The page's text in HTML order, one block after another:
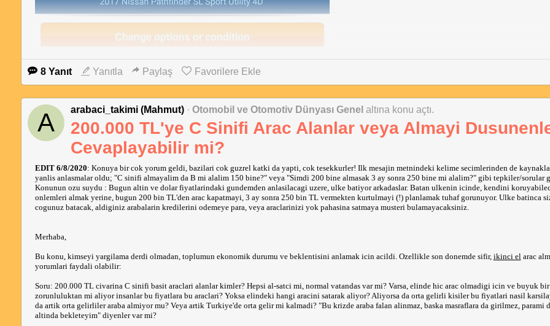
8 Yanıt Yanıtla Paylaş Favorilere Ekle
A arabaci_takimi (Mahmut) · Otomobil ve Otomotiv Dünyası Genel altına konu açtı.
200.000 TL'ye C Sinifi Arac Alanlar veya Almayi
Cevaplayabilir mi?
EDIT 6/8/2020: Konuya bir cok yorum geldi, bazilari cok guzrel katki da yapti, cok tesekkurler! Ilk mesajin metnindeki kelime secimlerinden de
yanlis anlasmalar oldu; "C sinifi almayalim da B mi alalim 150 bine?" veya "Simdi 200 bine almasak 3 ay sonra 250 bine mi alalim?" gibi tepkiler/sorular
Konunun ozu suydu : Bugun altin ve dolar fiyatlarindaki gundemden anlasilacagi uzere, ulke batiyor arkadaslar. Batan ulkenin icinde, kendini
onlemleri almak yerine, bugun 200 bin TL'den arac kapatmayi, 3 ay sonra 250 bin TL vermekten kurtulmayi (!) planlamak tuhaf gorunuyor. Ulke batinca
cogunuz batacak, aldiginiz arabalarin kredilerini odemeye para, veya araclarinizi yok pahasina satmaya musteri bulamayacaksiniz.
Merhaba,
Bu konu, kimseyi yargilama derdi olmadan, toplumun ekonomik durumu ve beklentisini anlamak icin acildi. Ozellikle son donemde sifir, ikinci elarac
yorumlari faydali olabilir:
Soru: 200.000 TL civarina C sinifi basit araclari alanlar kimler? Hepsi al-satci mi, normal vatandas var mi? Varsa, elinde hic arac olmadigi icin ve buyuk bir
zorunluluktan mi aliyor insanlar bu fiyatlara bu araclari? Yoksa elindeki hangi aracini satarak aliyor? Aliyorsa da orta gelirli kisiler bu fiyatlari nasil
da artik orta gelirliler araba almiyor mu? Veya artik Turkiye'de orta gelir mi kalmadi? "Bu krizde araba falan alinmaz, baska masraflara da girilmez, parami
altinda bekleteyim" diyenler var mi?